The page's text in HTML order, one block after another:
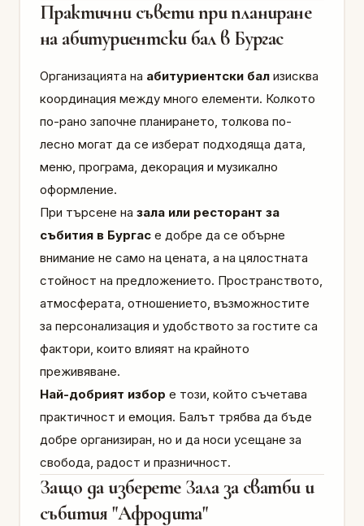
Практични съвети при планиране
на абитуриентски бал в Бургас
Организацията на абитуриентски бал изисква
координация между много елементи. Колкото
по-рано започне планирането, толкова по-
лесно могат да се изберат подходяща дата,
меню, програма, декорация и музикално
оформление.
При търсене на зала или ресторант за
събития в Бургас е добре да се обърне
внимание не само на цената, а на цялостната
стойност на предложението. Пространството,
атмосферата, отношението, възможностите
за персонализация и удобството за гостите са
фактори, които влияят на крайното
преживяване.
Най-добрият избор е този, който съчетава
практичност и емоция. Балът трябва да бъде
добре организиран, но и да носи усещане за
свобода, радост и празничност.
Защо да изберете Зала за сватби и
събития "Афродита"